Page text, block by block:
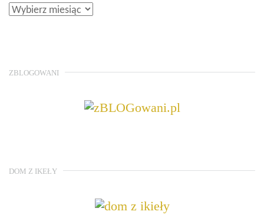
ZBLOGOWANI
DOM Z IKEŁY